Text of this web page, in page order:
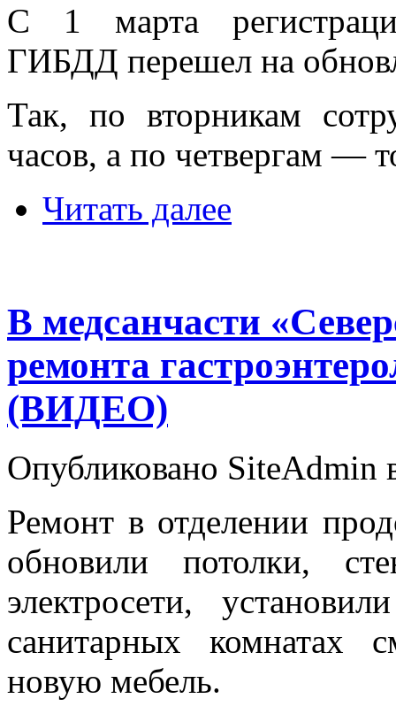
С 1 марта
ГИБДД перешел на
Так, по вторникам
часов, а по четвергам —
Читать далее
В медсанчасти
ремонта
(ВИДЕО)
Опубликовано SiteAdmin
Ремонт в отделении
обновили потолки,
электросети,
санитарных комнатах
новую мебель.